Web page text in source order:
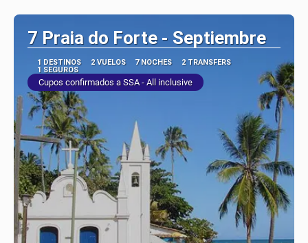
7 Praia do Forte - Septiembre
1 DESTINOS 2 VUELOS 7 NOCHES
2 TRANSFERS
1 SEGUROS
Cupos confirmados a SSA - All inclusive